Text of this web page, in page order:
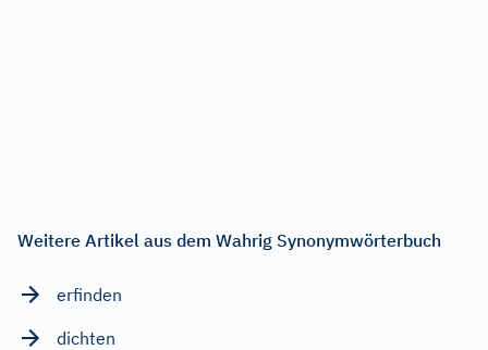
Weitere Artikel aus dem Wahrig Synonymwörterbuch
erfinden
dichten